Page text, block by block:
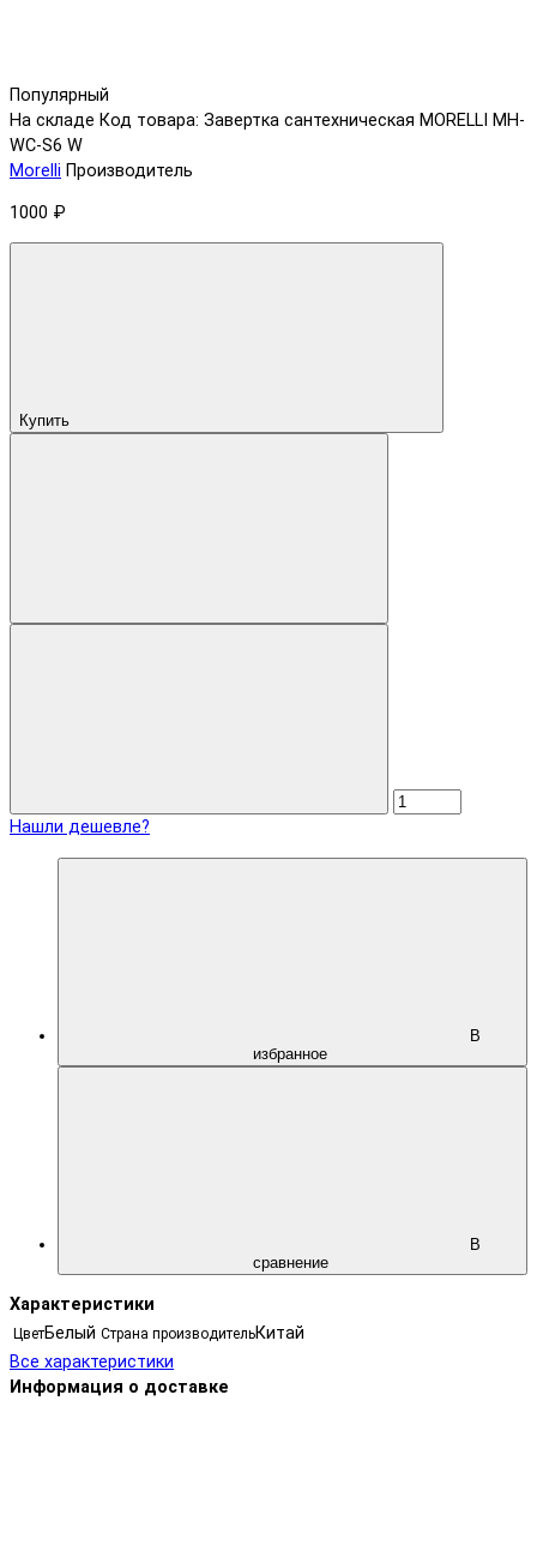
Популярный
На складе Код товара: Завертка сантехническая MORELLI MH-
WC-S6 W
Morelli Производитель
1000 ₽
Купить
Нашли дешевле?
В
избранное
В
сравнение
Характеристики
ЦветБелый Страна производительКитай
Все характеристики
Информация о доставке